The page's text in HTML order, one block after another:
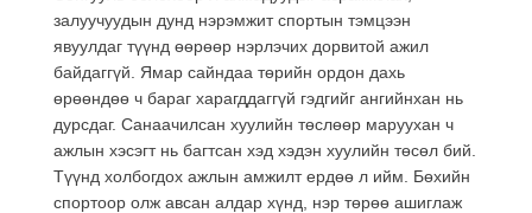
залуучуудын дунд нэрэмжит спортын тэмцээн
явуулдаг түүнд өөрөөр нэрлэчих дорвитой ажил
байдаггүй. Ямар сайндаа төрийн ордон дахь
өрөөндөө ч бараг харагддаггүй гэдгийг ангийнхан нь
дурсдаг. Санаачилсан хуулийн төслөөр маруухан ч
ажлын хэсэгт нь багтсан хэд хэдэн хуулийн төсөл бий.
Түүнд холбогдох ажлын амжилт ердөө л ийм. Бөхийн
спортоор олж авсан алдар хүнд, нэр төрөө ашиглаж